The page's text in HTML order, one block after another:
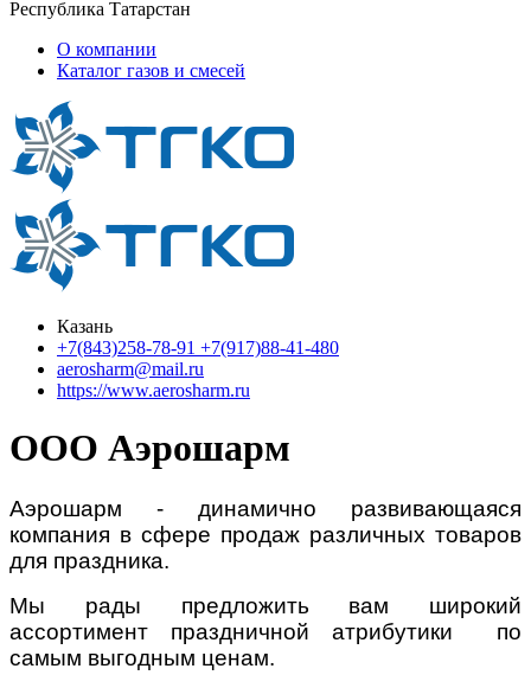
Республика Татарстан
О компании
Каталог газов и смесей
Казань
+7(843)258-78-91 +7(917)88-41-480
aerosharm@mail.ru
https://www.aerosharm.ru
ООО Аэрошарм
Аэрошарм - динамично развивающаяся
компания в сфере продаж различных товаров
для праздника.
Мы рады предложить вам широкий
ассортимент праздничной атрибутики по
самым выгодным ценам.